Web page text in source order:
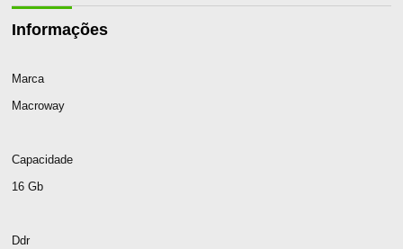
Informações
Marca
Macroway
Capacidade
16 Gb
Ddr